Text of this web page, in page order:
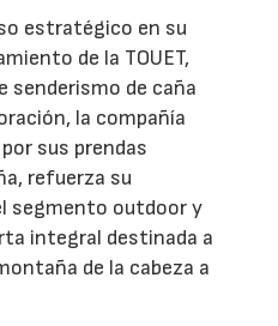
estratégico en su
de la TOUET,
senderismo de caña
la compañía
sus prendas
refuerza su
segmento outdoor y
integral destinada a
de la cabeza a